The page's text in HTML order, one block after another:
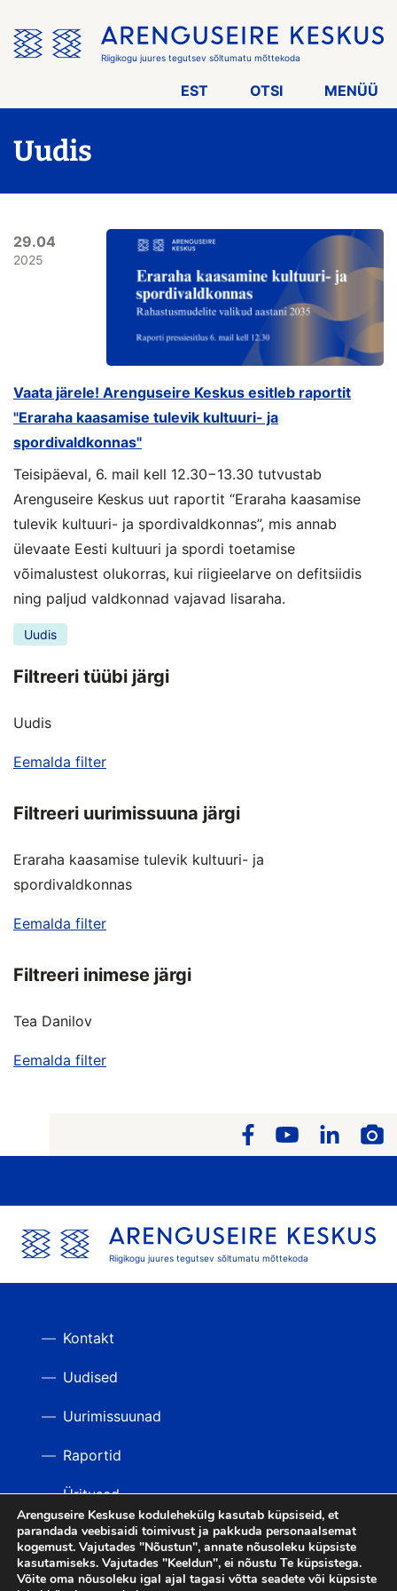
menüü
vahele
Riigikogu juures tegutsev sõltumatu mõttekoda
EST OTSI MENÜÜ
Uudis
29.04
2025
Vaata järele! Arenguseire Keskus esitleb raportit
"Eraraha kaasamise tulevik kultuuri- ja
spordivaldkonnas"
Teisipäeval, 6. mail kell 12.30−13.30 tutvustab
Arenguseire Keskus uut raportit “Eraraha kaasamise
tulevik kultuuri- ja spordivaldkonnas”, mis annab
ülevaate Eesti kultuuri ja spordi toetamise
võimalustest olukorras, kui riigieelarve on defitsiidis
ning paljud valdkonnad vajavad lisaraha.
Uudis
Filtreeri tüübi järgi
Uudis
Eemalda filter
Filtreeri uurimissuuna järgi
Eraraha kaasamise tulevik kultuuri- ja
spordivaldkonnas
Eemalda filter
Filtreeri inimese järgi
Tea Danilov
Eemalda filter
Riigikogu juures tegutsev sõltumatu mõttekoda
TAGASI ÜLES
Kontakt
Uudised
Uurimissuunad
Raportid
Üritused
Videod
Arenguseire Keskuse kodulehekülg kasutab küpsiseid, et
parandada veebisaidi toimivust ja pakkuda personaalsemat
kogemust. Vajutades "Nõustun", annate nõusoleku küpsiste
kasutamiseks. Vajutades "Keeldun", ei nõustu Te küpsistega.
Võite oma nõusoleku igal ajal tagasi võtta seadete või küpsiste